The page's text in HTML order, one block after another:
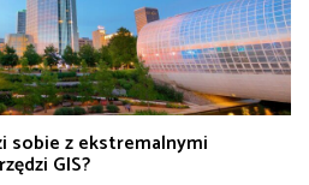
sobie z ekstremalnymi
GIS?